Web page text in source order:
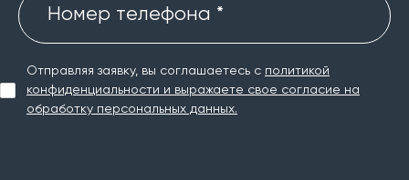
Номер телефона *
Отправляя заявку, вы соглашаетесь с политикой
конфиденциальности и выражаете свое согласие на
обработку персональных данных.